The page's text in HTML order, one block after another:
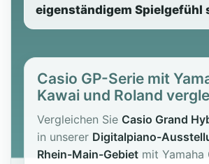
eigenständigem Spielgefühl
Casio GP-Serie mit
Kawai und Roland
Vergleichen Sie Casio Grand
in unserer Digitalpiano-
Rhein-Main-Gebiet mit Yamaha